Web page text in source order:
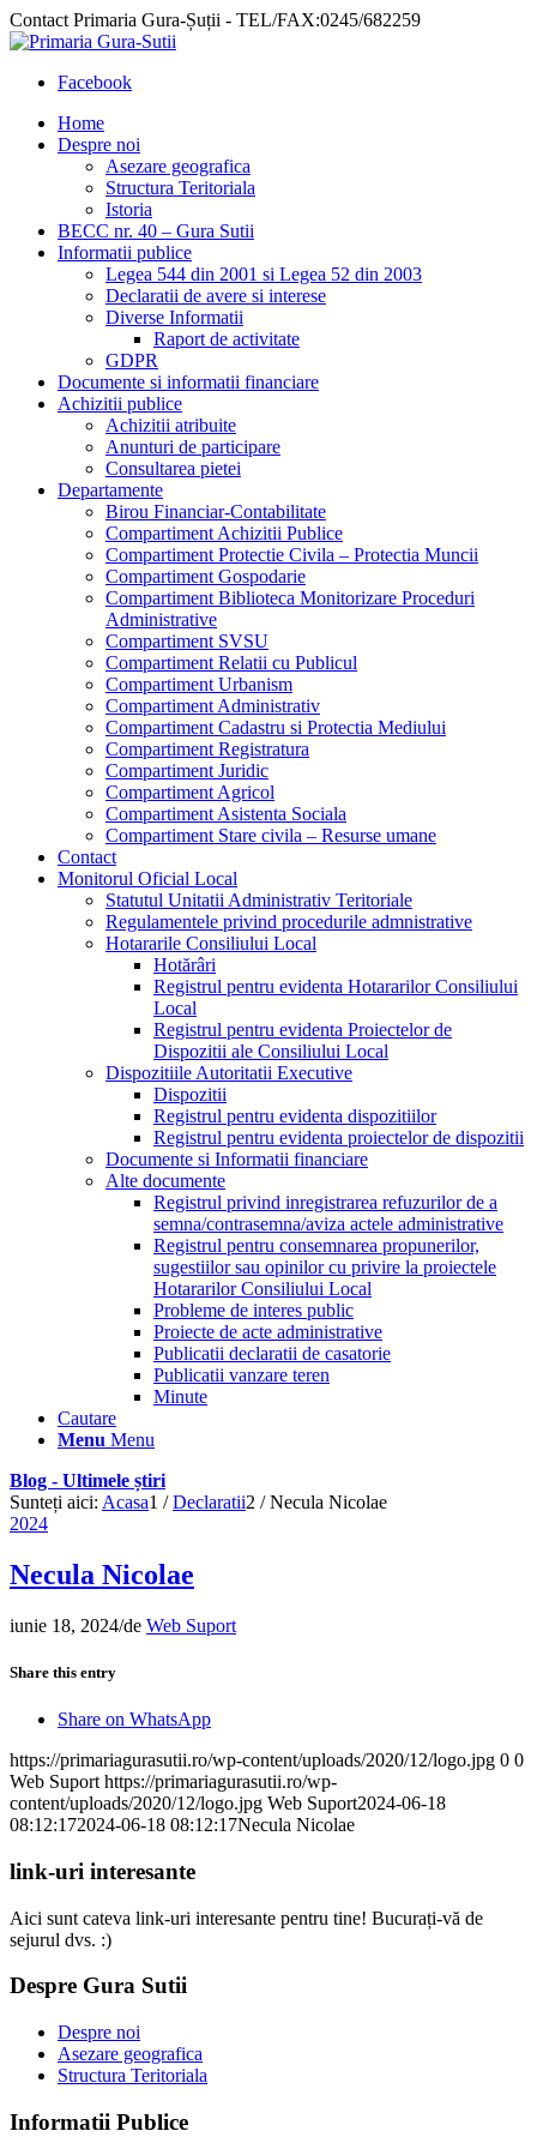
Contact Primaria Gura-Șuții - TEL/FAX:0245/682259
Facebook
Home
Despre noi
Asezare geografica
Structura Teritoriala
Istoria
BECC nr. 40 – Gura Sutii
Informatii publice
Legea 544 din 2001 si Legea 52 din 2003
Declaratii de avere si interese
Diverse Informatii
Raport de activitate
GDPR
Documente si informatii financiare
Achizitii publice
Achizitii atribuite
Anunturi de participare
Consultarea pietei
Departamente
Birou Financiar-Contabilitate
Compartiment Achizitii Publice
Compartiment Protectie Civila – Protectia Muncii
Compartiment Gospodarie
Compartiment Biblioteca Monitorizare Proceduri
Administrative
Compartiment SVSU
Compartiment Relatii cu Publicul
Compartiment Urbanism
Compartiment Administrativ
Compartiment Cadastru si Protectia Mediului
Compartiment Registratura
Compartiment Juridic
Compartiment Agricol
Compartiment Asistenta Sociala
Compartiment Stare civila – Resurse umane
Contact
Monitorul Oficial Local
Statutul Unitatii Administrativ Teritoriale
Regulamentele privind procedurile admnistrative
Hotararile Consiliului Local
Hotărâri
Registrul pentru evidenta Hotararilor Consiliului
Local
Registrul pentru evidenta Proiectelor de
Dispozitii ale Consiliului Local
Dispozitiile Autoritatii Executive
Dispozitii
Registrul pentru evidenta dispozitiilor
Registrul pentru evidenta proiectelor de dispozitii
Documente si Informatii financiare
Alte documente
Registrul privind inregistrarea refuzurilor de a
semna/contrasemna/aviza actele administrative
Registrul pentru consemnarea propunerilor,
sugestiilor sau opinilor cu privire la proiectele
Hotararilor Consiliului Local
Probleme de interes public
Proiecte de acte administrative
Publicatii declaratii de casatorie
Publicatii vanzare teren
Minute
Cautare
Menu Menu
Blog - Ultimele știri
Sunteți aici: Acasa1 / Declaratii2 / Necula Nicolae
2024
Necula Nicolae
iunie 18, 2024/de Web Suport
Share this entry
Share on WhatsApp
https://primariagurasutii.ro/wp-content/uploads/2020/12/logo.jpg 0 0
Web Suport https://primariagurasutii.ro/wp-
content/uploads/2020/12/logo.jpg Web Suport2024-06-18
08:12:172024-06-18 08:12:17Necula Nicolae
link-uri interesante
Aici sunt cateva link-uri interesante pentru tine! Bucurați-vă de
sejurul dvs. :)
Despre Gura Sutii
Despre noi
Asezare geografica
Structura Teritoriala
Informatii Publice